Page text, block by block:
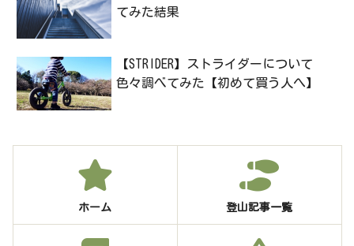
てみた結果
【STRIDER】ストライダーについて
色々調べてみた【初めて買う人へ】
ホーム 登山記事一覧